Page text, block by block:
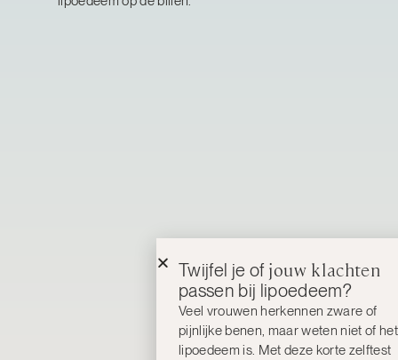
Twijfel je of jouw klachten
passen bij lipoedeem?
Veel vrouwen herkennen zware of
pijnlijke benen, maar weten niet of het
lipoedeem is. Met deze korte zelftest